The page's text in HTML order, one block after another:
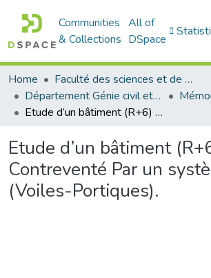
Communities
& Collections
All of
DSpace
Home
Faculté des sciences et de la technologie
Département Génie civil et Architecture
Etude d’un bâtiment (R+6) Contreventé Par un système mixte (Voiles-Portiques).
Etude d’un bâtiment
Contreventé Par un
(Voiles-Portiques).